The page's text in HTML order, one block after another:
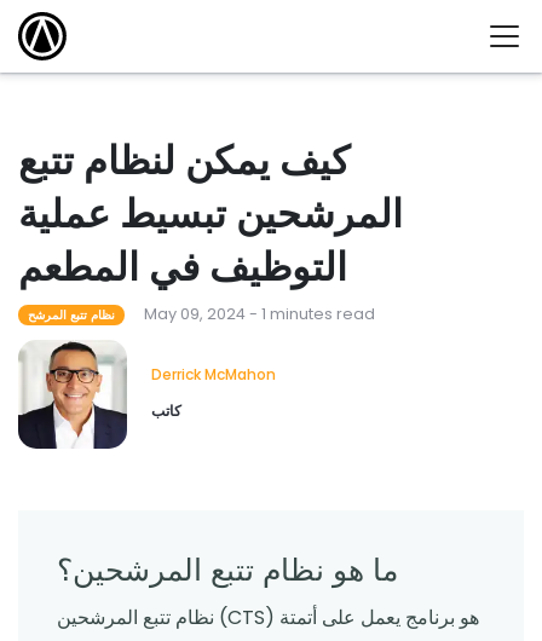
كيف يمكن لنظام تتبع
المرشحين تبسيط عملية
التوظيف في المطعم
نظام تتبع المرشح May 09, 2024 - 1 minutes read
Derrick McMahon
كاتب
ما هو نظام تتبع المرشحين؟
نظام تتبع المرشحين (CTS) هو برنامج يعمل على أتمتة